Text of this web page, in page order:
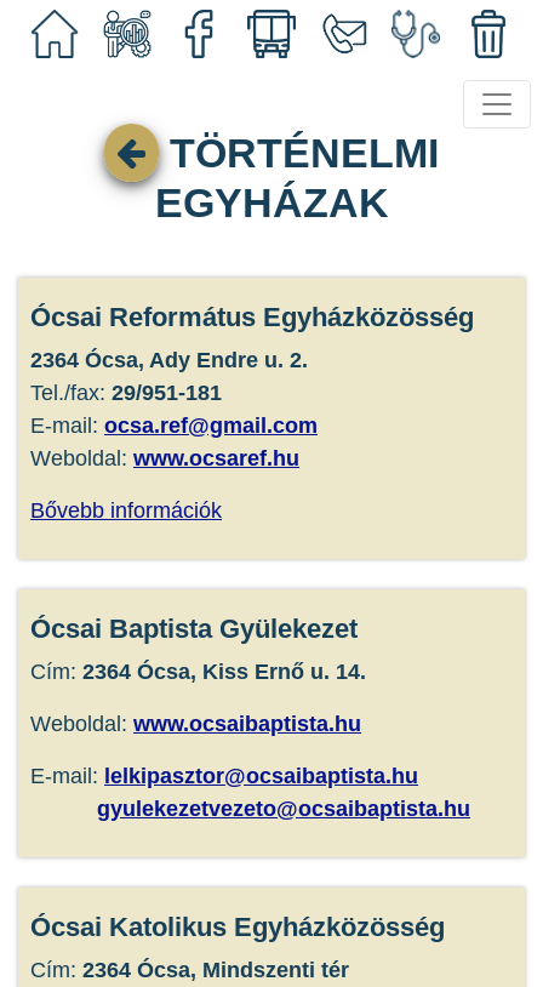
TÖRTÉNELMI
EGYHÁZAK
Ócsai Református Egyházközösség
2364 Ócsa, Ady Endre u. 2.
Tel./fax: 29/951-181
E-mail: ocsa.ref@gmail.com
Weboldal: www.ocsaref.hu
Bővebb információk
Ócsai Baptista Gyülekezet
Cím: 2364 Ócsa, Kiss Ernő u. 14.
Weboldal: www.ocsaibaptista.hu
E-mail: lelkipasztor@ocsaibaptista.hu
gyulekezetvezeto@ocsaibaptista.hu
Ócsai Katolikus Egyházközösség
Cím: 2364 Ócsa, Mindszenti tér